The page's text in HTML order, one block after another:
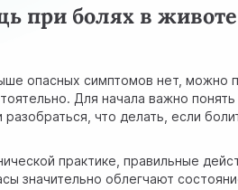
при болях в
опасных симптомов нет, можно
Для начала важно
разобраться, что делать, если
практике, правильные
значительно облегчают